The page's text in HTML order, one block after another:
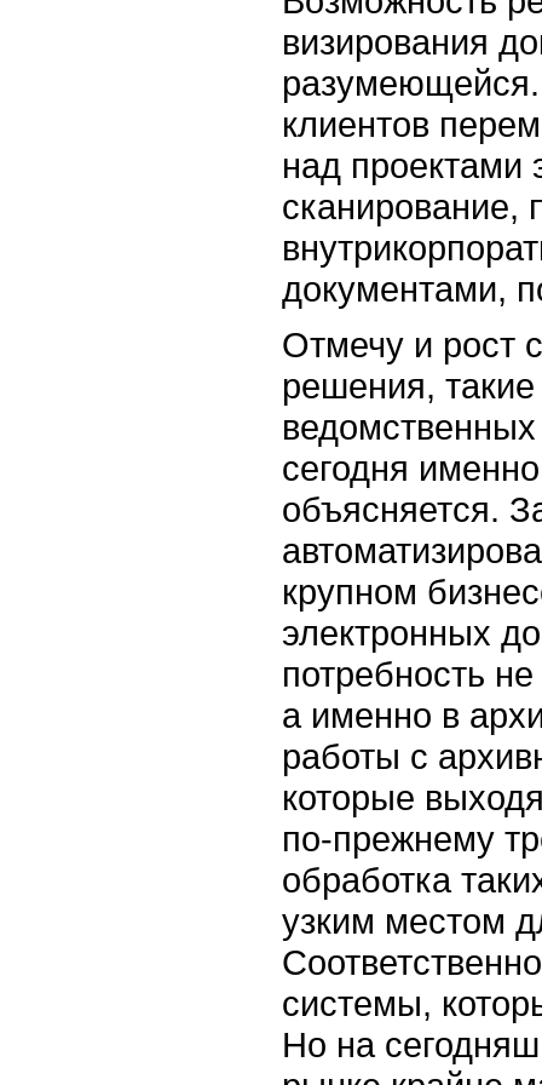
визирования
разумеющейся.
клиентов
над проектами
сканирование,
документами,
Отмечу и рост
решения, такие
сегодня
объясняется.
крупном
электронных
потребность
а именно в
работы с
которые
по-прежнему
обработка
узким местом
системы,
Но на